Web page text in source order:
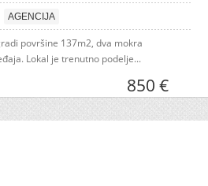
AGENCIJA
površine 137m2, dva mokra
Lokal je trenutno podelje...
850 €